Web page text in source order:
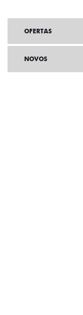
OFERTAS
NOVOS